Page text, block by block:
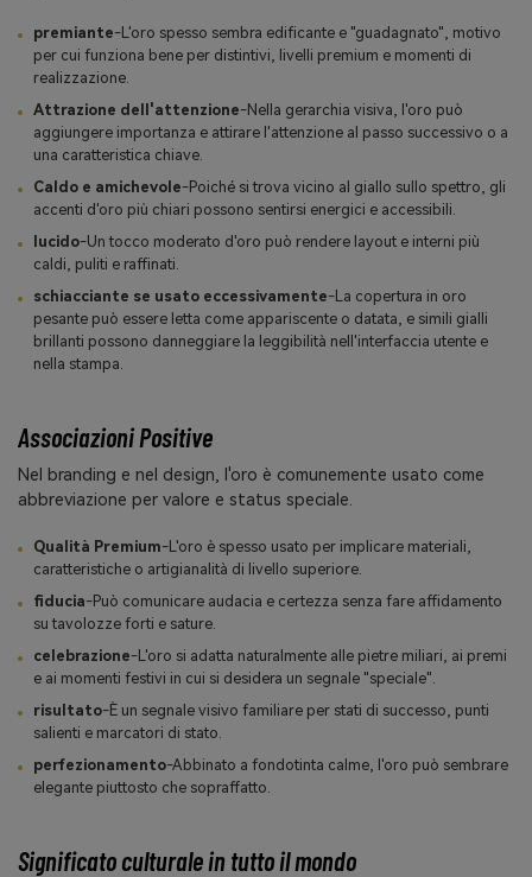
premiante-L'oro spesso sembra edificante e "guadagnato", motivo
per cui funziona bene per distintivi, livelli premium e momenti di
realizzazione.
Attrazione dell'attenzione-Nella gerarchia visiva, l'oro può
aggiungere importanza e attirare l'attenzione al passo successivo o a
una caratteristica chiave.
Caldo e amichevole-Poiché si trova vicino al giallo sullo spettro, gli
accenti d'oro più chiari possono sentirsi energici e accessibili.
lucido-Un tocco moderato d'oro può rendere layout e interni più
caldi, puliti e raffinati.
schiacciante se usato eccessivamente-La copertura in oro
pesante può essere letta come appariscente o datata, e simili gialli
brillanti possono danneggiare la leggibilità nell'interfaccia utente e
nella stampa.
Associazioni Positive
Nel branding e nel design, l'oro è comunemente usato come
abbreviazione per valore e status speciale.
Qualità Premium-L'oro è spesso usato per implicare materiali,
caratteristiche o artigianalità di livello superiore.
fiducia-Può comunicare audacia e certezza senza fare affidamento
su tavolozze forti e sature.
celebrazione-L'oro si adatta naturalmente alle pietre miliari, ai premi
e ai momenti festivi in cui si desidera un segnale "speciale".
risultato-È un segnale visivo familiare per stati di successo, punti
salienti e marcatori di stato.
perfezionamento-Abbinato a fondotinta calme, l'oro può sembrare
elegante piuttosto che sopraffatto.
Significato culturale in tutto il mondo